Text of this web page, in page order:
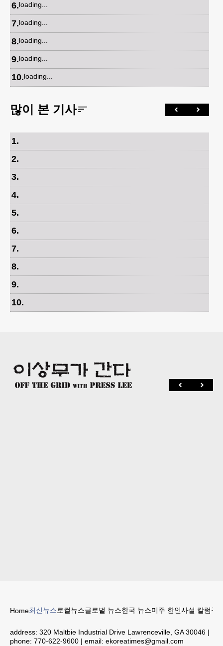
6.loading...
7.loading...
8.loading...
9.loading...
10.loading...
많이 본 기사
1.
2.
3.
4.
5.
6.
7.
8.
9.
10.
Home최신뉴스로컬뉴스글로벌 뉴스한국 뉴스미주 한인사설 칼럼구
address: 320 Maltbie Industrial Drive Lawrenceville, GA 30046 |
phone: 770-622-9600 | email: ekoreatimes@gmail.com